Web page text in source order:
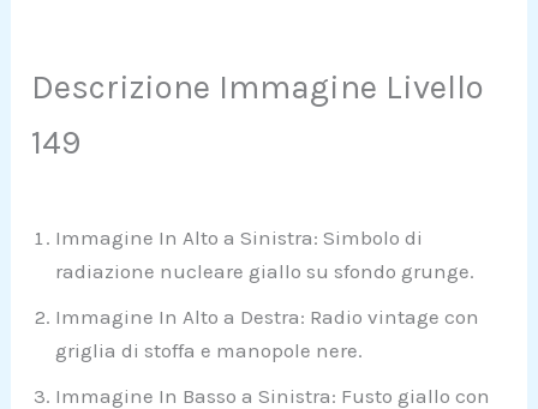
Descrizione Immagine Livello
149
Immagine In Alto a Sinistra: Simbolo di
radiazione nucleare giallo su sfondo grunge.
Immagine In Alto a Destra: Radio vintage con
griglia di stoffa e manopole nere.
Immagine In Basso a Sinistra: Fusto giallo con